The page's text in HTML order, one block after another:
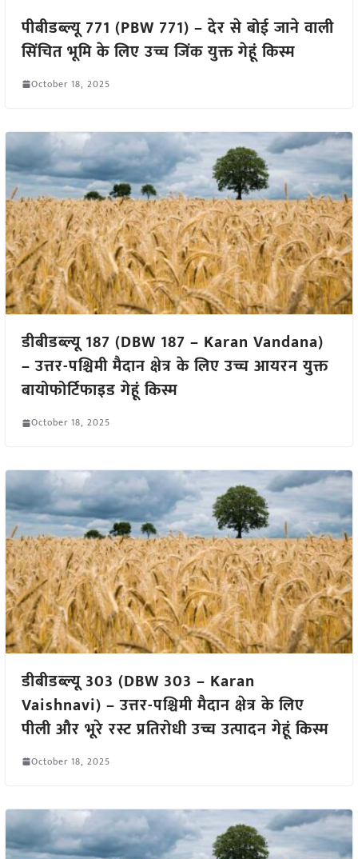
पीबीडब्ल्यू 771 (PBW 771) – देर से बोई जाने वाली
सिंचित भूमि के लिए उच्च जिंक युक्त गेहूं किस्म
October 18, 2025
डीबीडब्ल्यू 187 (DBW 187 – Karan Vandana)
– उत्तर-पश्चिमी मैदान क्षेत्र के लिए उच्च आयरन युक्त
बायोफोर्टिफाइड गेहूं किस्म
October 18, 2025
डीबीडब्ल्यू 303 (DBW 303 – Karan
Vaishnavi) – उत्तर-पश्चिमी मैदान क्षेत्र के लिए
पीली और भूरे रस्ट प्रतिरोधी उच्च उत्पादन गेहूं किस्म
October 18, 2025